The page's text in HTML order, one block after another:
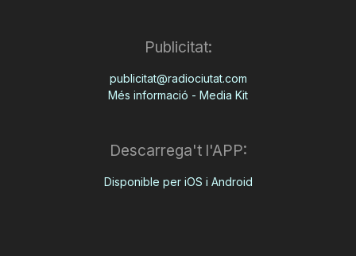
Publicitat:
publicitat@radiociutat.com
Més informació - Media Kit
Descarrega't l'APP:
Disponible per iOS i Android